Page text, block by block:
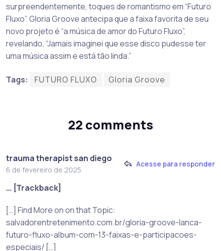
surpreendentemente, toques de romantismo em “Futuro
Fluxo”. Gloria Groove antecipa que a faixa favorita de seu
novo projeto é “a música de amor do Futuro Fluxo”,
revelando, “Jamais imaginei que esse disco pudesse ter
uma música assim e está tão linda.”
Tags: FUTURO FLUXO Gloria Groove
22 comments
trauma therapist san diego
6 de fevereiro de 2025
Acesse para responder
… [Trackback]
[…] Find More on on that Topic:
salvadorentretenimento.com.br/gloria-groove-lanca-
futuro-fluxo-album-com-13-faixas-e-participacoes-
especiais/ […]